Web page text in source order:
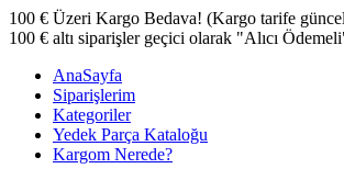
100 € Üzeri Kargo Bedava! (Kargo tarife
100 € altı siparişler geçici olarak "Alıcı
AnaSayfa
Siparişlerim
Kategoriler
Yedek Parça Kataloğu
Kargom Nerede?